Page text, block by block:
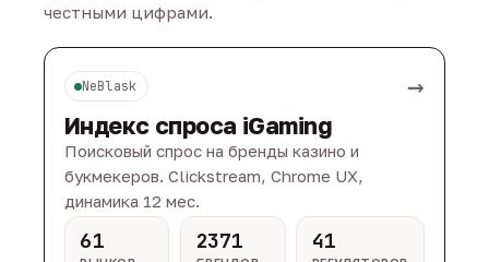
честными цифрами.
NeBlask →
Индекс спроса iGaming
Поисковый спрос на бренды казино и
букмекеров. Clickstream, Chrome UX,
динамика 12 мес.
61 2371 41